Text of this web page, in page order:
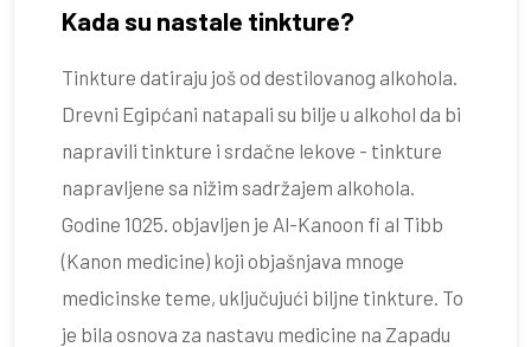
Kada su nastale tinkture?
Tinkture datiraju još od destilovanog alkohola.
Drevni Egipćani natapali su bilje u alkohol da bi
napravili tinkture i srdačne lekove - tinkture
napravljene sa nižim sadržajem alkohola.
Godine 1025. objavljen je Al-Kanoon fi al Tibb
(Kanon medicine) koji objašnjava mnoge
medicinske teme, uključujući biljne tinkture. To
je bila osnova za nastavu medicine na Zapadu